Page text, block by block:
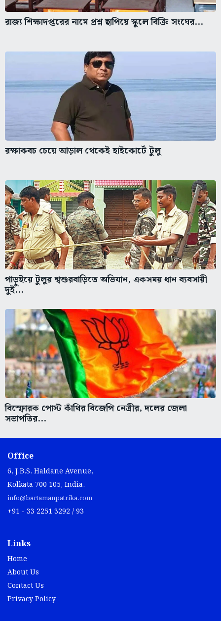
রাজ্য শিক্ষাদপ্তরের নামে প্রশ্ন ছাপিয়ে স্কুলে বিক্রি সংঘের...
রক্ষাকবচ চেয়ে আড়াল থেকেই হাইকোর্টে টুলু
পাড়ুইয়ে টুলুর শ্বশুরবাড়িতে অভিযান, একসময় ধান ব্যবসায়ী
দুই...
বিস্ফোরক পোস্ট কাঁথির বিজেপি নেত্রীর, দলের জেলা
সভাপতির...
Office
6, J.B.S. Haldane Avenue,
Kolkata 700 105, India.
info@bartamanpatrika.com
+91 - 33 2251 3292 / 93
Links
Home
About Us
Contact Us
Privacy Policy